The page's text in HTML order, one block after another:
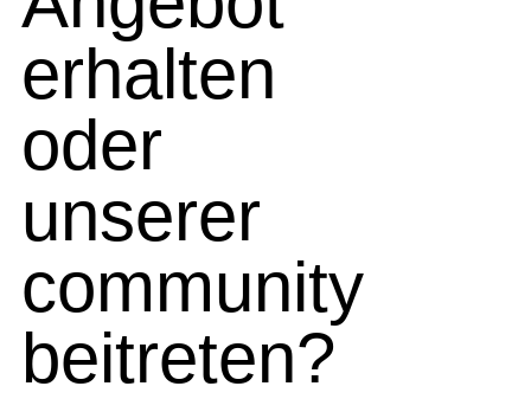
erhalten
oder
unserer
community
beitreten?